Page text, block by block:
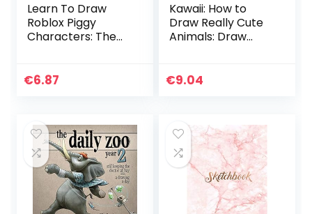
Learn To Draw
Roblox Piggy
Characters: The
Roblox Piggy
€6.87
Kawaii: How to
Draw Really Cute
Animals: Draw
Cutest Style Ever!
€9.04